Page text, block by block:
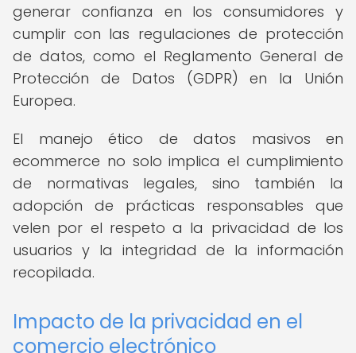
generar confianza en los consumidores y
cumplir con las regulaciones de protección
de datos, como el Reglamento General de
Protección de Datos (GDPR) en la Unión
Europea.
El manejo ético de datos masivos en
ecommerce no solo implica el cumplimiento
de normativas legales, sino también la
adopción de prácticas responsables que
velen por el respeto a la privacidad de los
usuarios y la integridad de la información
recopilada.
Impacto de la privacidad en el
comercio electrónico